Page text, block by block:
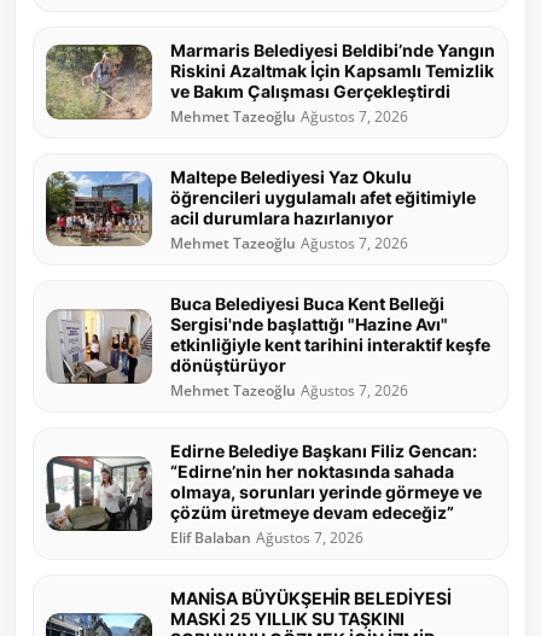
Marmaris Belediyesi Beldibi’nde Yangın
Riskini Azaltmak İçin Kapsamlı Temizlik
ve Bakım Çalışması Gerçekleştirdi
Mehmet Tazeoğlu Ağustos 7, 2026
Maltepe Belediyesi Yaz Okulu
öğrencileri uygulamalı afet eğitimiyle
acil durumlara hazırlanıyor
Mehmet Tazeoğlu Ağustos 7, 2026
Buca Belediyesi Buca Kent Belleği
Sergisi'nde başlattığı "Hazine Avı"
etkinliğiyle kent tarihini interaktif keşfe
dönüştürüyor
Mehmet Tazeoğlu Ağustos 7, 2026
Edirne Belediye Başkanı Filiz Gencan:
“Edirne’nin her noktasında sahada
olmaya, sorunları yerinde görmeye ve
çözüm üretmeye devam edeceğiz”
Elif Balaban Ağustos 7, 2026
MANİSA BÜYÜKŞEHİR BELEDİYESİ
MASKİ 25 YILLIK SU TAŞKINI